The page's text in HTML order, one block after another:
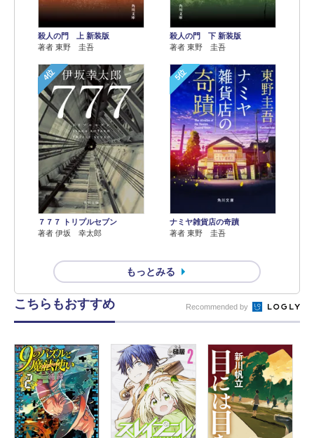
殺人の門 上 新装版
著者 東野 圭吾
殺人の門 下 新装版
著者 東野 圭吾
4位
７７７ トリプルセブン
著者 伊坂 幸太郎
5位
ナミヤ雑貨店の奇蹟
著者 東野 圭吾
もっとみる
こちらもおすすめ Recommended by